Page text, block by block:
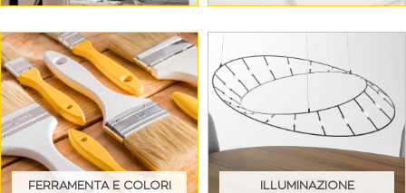
FERRAMENTA E COLORI ILLUMINAZIONE